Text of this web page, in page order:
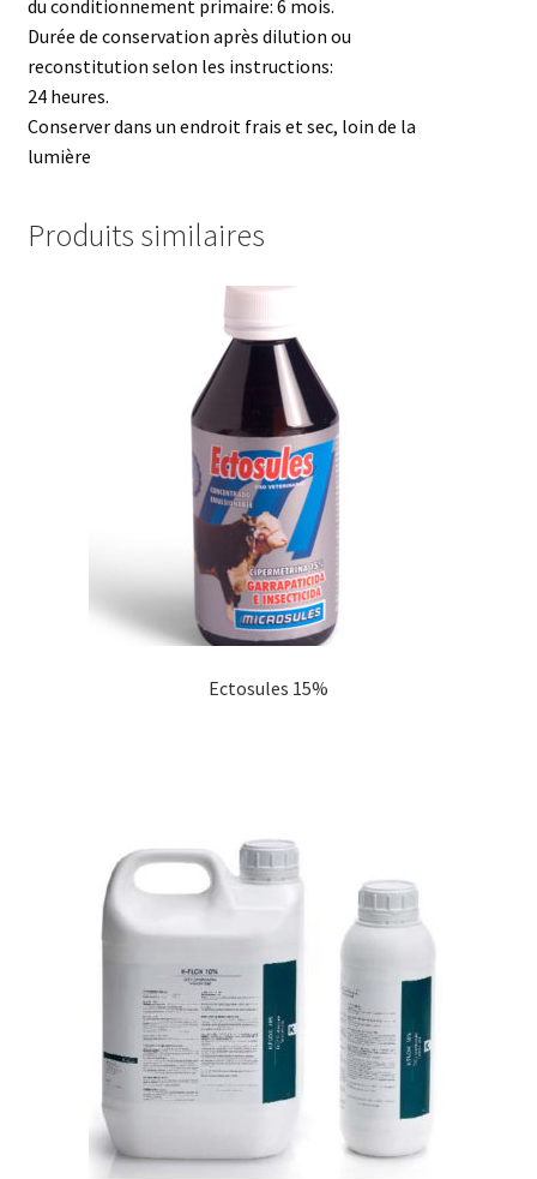
du conditionnement primaire: 6 mois.
Durée de conservation après dilution ou
reconstitution selon les instructions:
24 heures.
Conserver dans un endroit frais et sec, loin de la
lumière
Produits similaires
Ectosules 15%